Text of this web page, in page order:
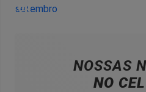
04
NOSSAS
NO